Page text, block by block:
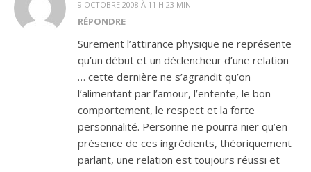
9 OCTOBRE 2008 À 11 H 23 MIN
RÉPONDRE
Surement l’attirance physique ne représente
qu’un début et un déclencheur d’une relation
… cette dernière ne s’agrandit qu’on
l’alimentant par l’amour, l’entente, le bon
comportement, le respect et la forte
personnalité. Personne ne pourra nier qu’en
présence de ces ingrédients, théoriquement
parlant, une relation est toujours réussi et